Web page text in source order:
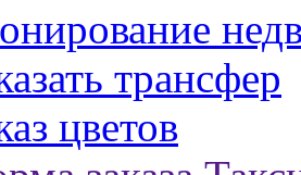
трансфер
цветов